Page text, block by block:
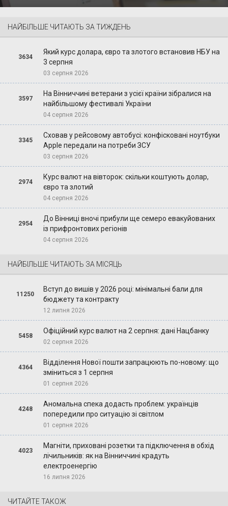
НАЙБІЛЬШЕ ЧИТАЮТЬ ЗА ТИЖДЕНЬ
3634
Який курс долара, євро та злотого встановив НБУ на
3 серпня
03 серпня 2026
3597
На Вінниччині ветерани з усієї країни зібралися на
найбільшому фестивалі України
04 серпня 2026
3345
Сховав у рейсовому автобусі: конфісковані ноутбуки
Apple передали на потреби ЗСУ
03 серпня 2026
2974
Курс валют на вівторок: скільки коштують долар,
євро та злотий
04 серпня 2026
2954
До Вінниці вночі прибули ще семеро евакуйованих
із прифронтових регіонів
04 серпня 2026
НАЙБІЛЬШЕ ЧИТАЮТЬ ЗА МІСЯЦЬ
11250
Вступ до вишів у 2026 році: мінімальні бали для
бюджету та контракту
12 липня 2026
5458
Офіційний курс валют на 2 серпня: дані Нацбанку
02 серпня 2026
4364
Відділення Нової пошти запрацюють по-новому: що
зміниться з 1 серпня
01 серпня 2026
4248
Аномальна спека додасть проблем: українців
попередили про ситуацію зі світлом
01 серпня 2026
4023
Магніти, приховані розетки та підключення в обхід
лічильників: як на Вінниччині крадуть
електроенергію
16 липня 2026
ЧИТАЙТЕ ТАКОЖ